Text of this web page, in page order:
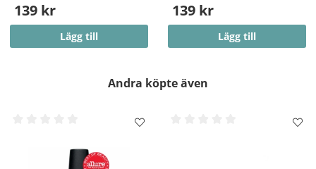
139 kr
Lägg till
139 kr
Lägg till
Andra köpte även